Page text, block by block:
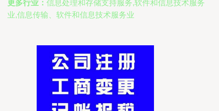
更多行业： 信息处理和存储支持服务,软件和信息技术服务
业,信息传输、软件和信息技术服务业